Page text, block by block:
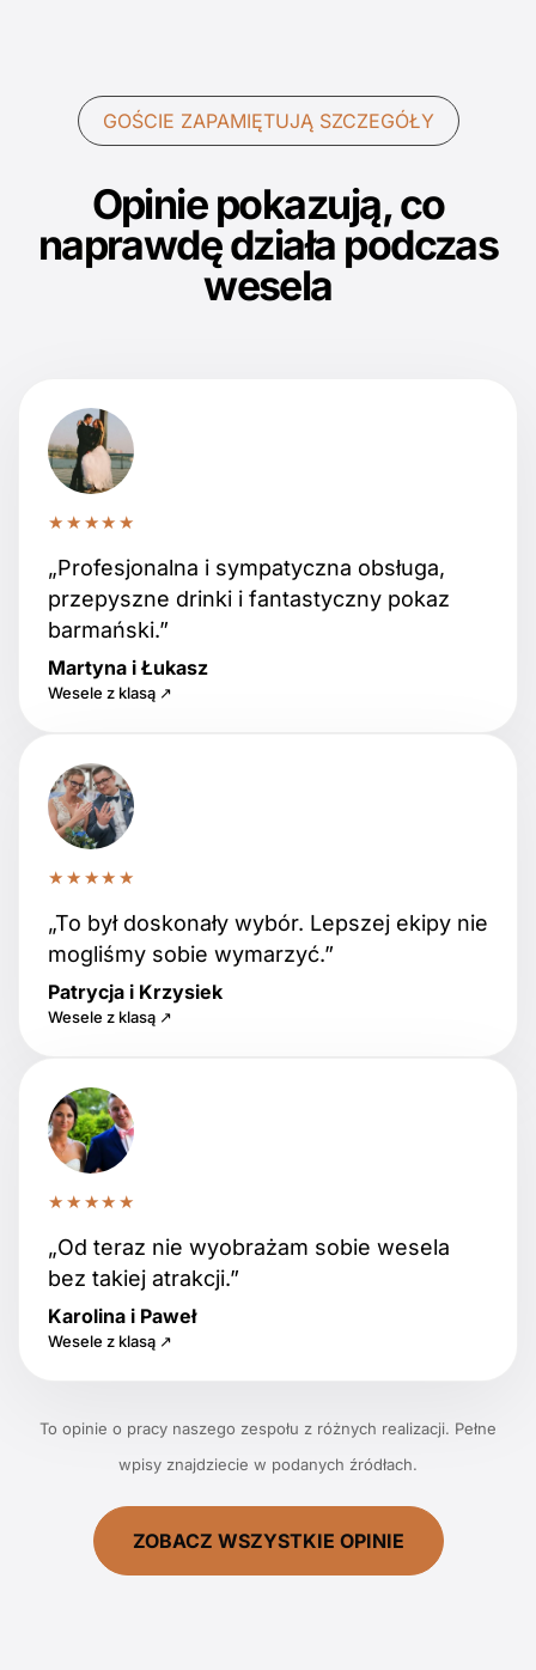
GOŚCIE ZAPAMIĘTUJĄ SZCZEGÓŁY
Opinie pokazują, co
naprawdę działa podczas
wesela
★★★★★
„Profesjonalna i sympatyczna obsługa,
przepyszne drinki i fantastyczny pokaz
barmański.”
Martyna i Łukasz
Wesele z klasą ↗
★★★★★
„To był doskonały wybór. Lepszej ekipy nie
mogliśmy sobie wymarzyć.”
Patrycja i Krzysiek
Wesele z klasą ↗
★★★★★
„Od teraz nie wyobrażam sobie wesela
bez takiej atrakcji.”
Karolina i Paweł
Wesele z klasą ↗
To opinie o pracy naszego zespołu z różnych realizacji. Pełne
wpisy znajdziecie w podanych źródłach.
ZOBACZ WSZYSTKIE OPINIE